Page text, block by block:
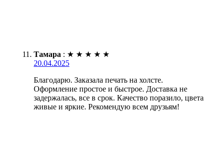
Тамара : ★ ★ ★ ★ ★
20.04.2025
Благодарю. Заказала печать на холсте.
Оформление простое и быстрое. Доставка не
задержалась, все в срок. Качество поразило, цвета
живые и яркие. Рекомендую всем друзьям!